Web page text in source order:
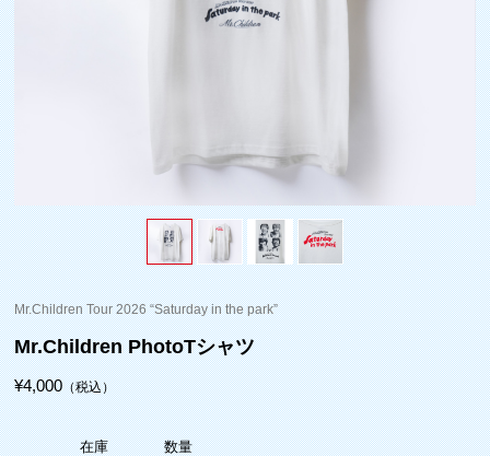
Mr.Children Tour 2026 “Saturday in the park”
Mr.Children PhotoTシャツ
¥4,000（税込）
在庫 数量